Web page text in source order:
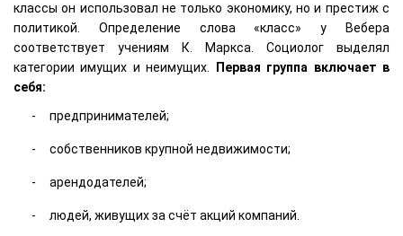
классы он использовал не только экономику, но и престиж с
политикой. Определение слова «класс» у Вебера
соответствует учениям К. Маркса. Социолог выделял
категории имущих и неимущих.
Первая группа включает в
себя:
предпринимателей;
собственников крупной недвижимости;
арендодателей;
людей, живущих за счёт акций компаний.